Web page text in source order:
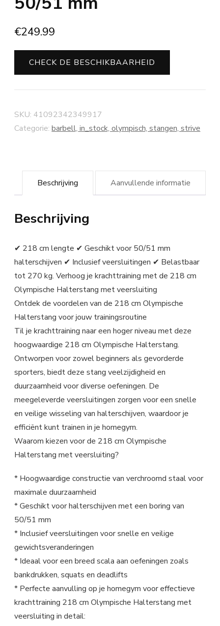
€249.99
CHECK DE BESCHIKBAARHEID
SKU: 41092342349917
Categorie: barbell, in_stock, olympisch, stangen, strive
Beschrijving Aanvullende informatie
Beschrijving
✔ 218 cm lengte ✔ Geschikt voor 50/51 mm
halterschijven ✔ Inclusief veersluitingen ✔ Belastbaar
tot 270 kg. Verhoog je krachttraining met de 218 cm
Olympische Halterstang met veersluiting
Ontdek de voordelen van de 218 cm Olympische
Halterstang voor jouw trainingsroutine
Til je krachttraining naar een hoger niveau met deze
hoogwaardige 218 cm Olympische Halterstang.
Ontworpen voor zowel beginners als gevorderde
sporters, biedt deze stang veelzijdigheid en
duurzaamheid voor diverse oefeningen. De
meegeleverde veersluitingen zorgen voor een snelle
en veilige wisseling van halterschijven, waardoor je
efficiënt kunt trainen in je homegym.
Waarom kiezen voor de 218 cm Olympische
Halterstang met veersluiting?
* Hoogwaardige constructie van verchroomd staal voor
maximale duurzaamheid
* Geschikt voor halterschijven met een boring van
50/51 mm
* Inclusief veersluitingen voor snelle en veilige
gewichtsveranderingen
* Ideaal voor een breed scala aan oefeningen zoals
bankdrukken, squats en deadlifts
* Perfecte aanvulling op je homegym voor effectieve
krachttraining 218 cm Olympische Halterstang met
veersluiting in detail: